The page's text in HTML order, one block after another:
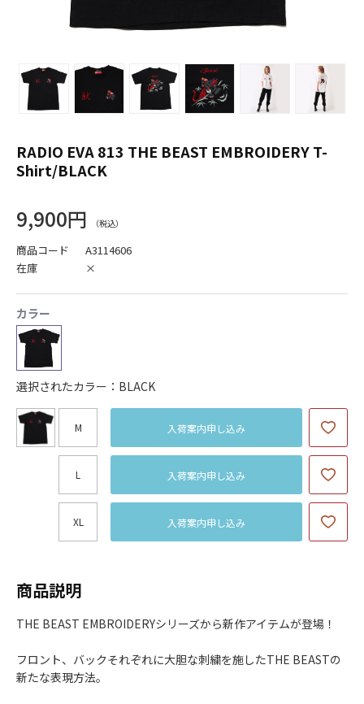
RADIO EVA 813 THE BEAST EMBROIDERY T-
Shirt/BLACK
9,900円
商品コード
A3114606
在庫
×
カラー
選択されたカラー：BLACK
M 入荷案内申し込み
L 入荷案内申し込み
XL 入荷案内申し込み
商品説明
THE BEAST EMBROIDERYシリーズから新作アイテムが登場！
フロント、バックそれぞれに大胆な刺繍を施したTHE BEASTの
新たな表現方法。